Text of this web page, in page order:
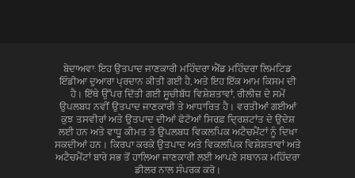
ਬੇਦਾਅਵਾ: ਇਹ ਉਤਪਾਦ ਜਾਣਕਾਰੀ ਮਹਿੰਦਰਾ ਐਂਡ ਮਹਿੰਦਰਾ ਲਿਮਟਿਡ
ਇੰਡੀਆ ਦੁਆਰਾ ਪ੍ਰਦਾਨ ਕੀਤੀ ਗਈ ਹੈ, ਅਤੇ ਇਹ ਇੱਕ ਆਮ ਕਿਸਮ ਦੀ
ਹੈ। ਇੱਥੇ ਉੱਪਰ ਦਿੱਤੀ ਗਈ ਸੂਚੀਬੱਧ ਵਿਸ਼ੇਸ਼ਤਾਵਾਂ, ਰੀਲੀਜ਼ ਦੇ ਸਮੇਂ
ਉਪਲਬਧ ਨਵੀਂ ਉਤਪਾਦ ਜਾਣਕਾਰੀ ਤੇ ਆਧਾਰਿਤ ਹੈ। ਵਰਤੀਆਂ ਗਈਆਂ
ਕੁਝ ਤਸਵੀਰਾਂ ਅਤੇ ਉਤਪਾਦ ਦੀਆਂ ਫੋਟੋਆਂ ਸਿਰਫ਼ ਦ੍ਰਿਸ਼ਟਾਂਤ ਦੇ ਉਦੇਸ਼
ਲਈ ਹਨ ਅਤੇ ਵਾਧੂ ਕੀਮਤ ਤੇ ਉਪਲਬਧ ਵਿਕਲਪਿਕ ਅਟੈਚਮੈਂਟਾਂ ਨੂੰ ਦਿਖਾ
ਸਕਦੀਆਂ ਹਨ। ਕਿਰਪਾ ਕਰਕੇ ਉਤਪਾਦ ਅਤੇ ਵਿਕਲਪਿਕ ਵਿਸ਼ੇਸ਼ਤਾਵਾਂ ਅਤੇ
ਅਟੈਚਮੈਂਟਾਂ ਬਾਰੇ ਸਭ ਤੋਂ ਹਾਲਿਆ ਜਾਣਕਾਰੀ ਲਈ ਆਪਣੇ ਸਥਾਨਕ ਮਹਿੰਦਰਾ
ਡੀਲਰ ਨਾਲ ਸੰਪਰਕ ਕਰੋ।